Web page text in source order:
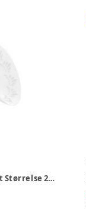
Brystpumpetragt Størrelse 21 (17-18 mm) 1 stk